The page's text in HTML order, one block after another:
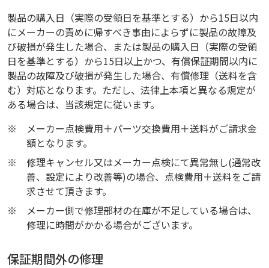
製品の購入日（実際の受領日を基準とする）から15日以内
にメーカーの責めに帰すべき事由によらずに製品の故障及
び破損が発生した場合、または製品の購入日（実際の受領
日を基準とする）から15日以上かつ、有償保証期間以内に
製品の故障及び破損が発生した場合、有償修理（送料を含
む）対応となります。ただし、法律上本項と異なる規定が
ある場合は、当該規定に従います。
※
メーカー点検費用＋パーツ交換費用＋送料がご請求金
額となります。
※
修理キャンセル又はメーカー点検にて異常無し(通常改
善、設定により改善等)の場合、点検費用＋送料をご請
求させて頂きます。
※
メーカー側で修理部材の在庫が不足している場合は、
修理に時間がかかる場合がございます。
保証期間外の修理